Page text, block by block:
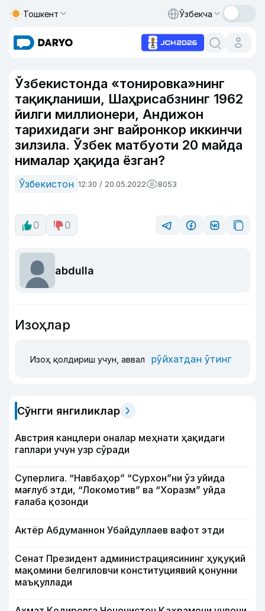
Тошкент Ўзбекча
Ўзбекистонда «тонировка»нинг
тақиқланиши, Шаҳрисабзнинг 1962
йилги миллионери, Андижон
тарихидаги энг вайронкор иккинчи
зилзила. Ўзбек матбуоти 20 майда
нималар ҳақида ёзган?
Ўзбекистон 12:30 / 20.05.2022 8053
0 0
abdulla
Изоҳлар
Изоҳ қолдириш учун, аввал рўйхатдан ўтинг
Сўнгги янгиликлар
Австрия канцлери оналар меҳнати ҳақидаги
гаплари учун узр сўради
Суперлига. “Навбаҳор” “Сурхон”ни ўз уйида
мағлуб этди, “Локомотив” ва “Хоразм” уйда
ғалаба қозонди
Актёр Абду­маннон Убайдуллаев вафот этди
Сенат Президент администрациясининг ҳуқуқий
мақомини белгиловчи конституциявий қонунни
маъқуллади